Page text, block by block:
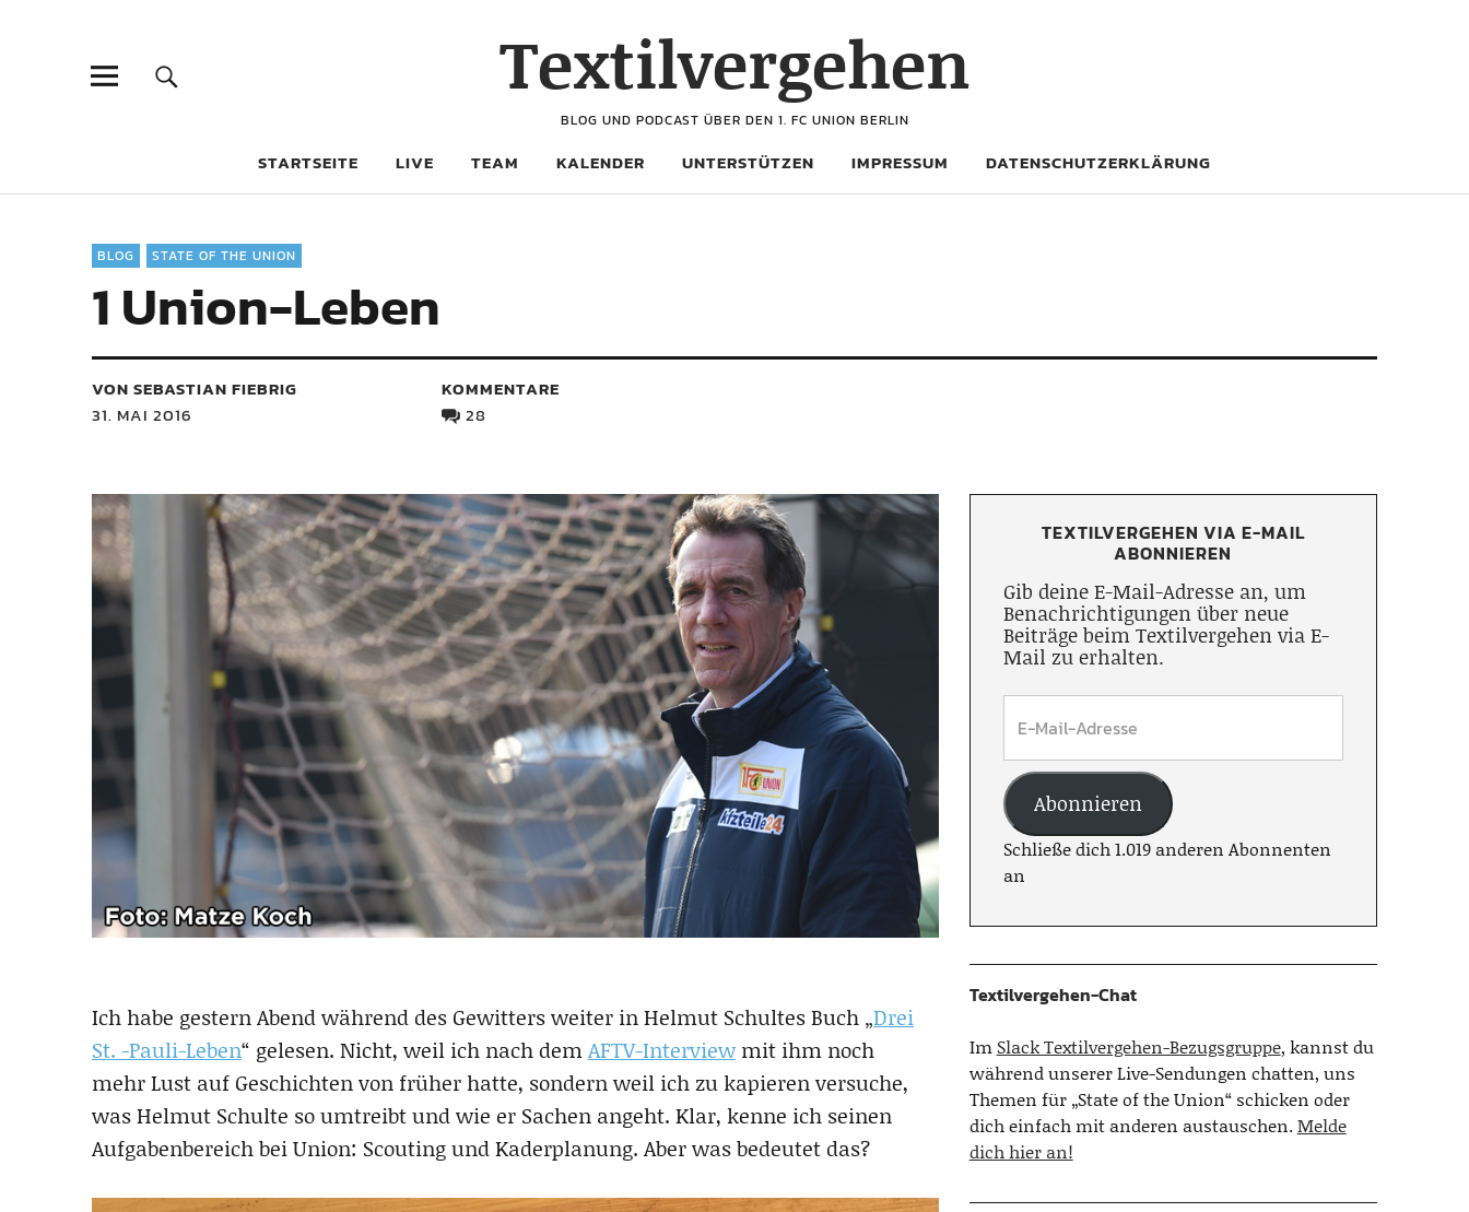
Textilvergehen
BLOG UND PODCAST ÜBER DEN 1. FC UNION BERLIN
STARTSEITE LIVE TEAM KALENDER UNTERSTÜTZEN IMPRESSUM DATENSCHUTZERKLÄRUNG
BLOG STATE OF THE UNION
1 Union-Leben
VON SEBASTIAN FIEBRIG
31. MAI 2016
KOMMENTARE
28
Ich habe gestern Abend während des Gewitters weiter in Helmut Schultes Buch „Drei
St. -Pauli-Leben“ gelesen. Nicht, weil ich nach demAFTV-Interview mit ihm noch
mehr Lust auf Geschichten von früher hatte, sondern weil ich zu kapieren versuche,
was Helmut Schulte so umtreibt und wie er Sachen angeht. Klar, kenne ich seinen
Aufgabenbereich bei Union: Scouting und Kaderplanung. Aber was bedeutet das?
TEXTILVERGEHEN VIA E-MAIL
ABONNIEREN
Gib deine E-Mail-Adresse an, um
Benachrichtigungen über neue
Beiträge beim Textilvergehen via E-
Mail zu erhalten.
Abonnieren
Schließe dich 1.019 anderen Abonnenten
an
Textilvergehen-Chat
Im Slack Textilvergehen-Bezugsgruppe, kannst du
während unserer Live-Sendungen chatten, uns
Themen für „State of the Union“ schicken oder
dich einfach mit anderen austauschen.Melde
dich hier an!